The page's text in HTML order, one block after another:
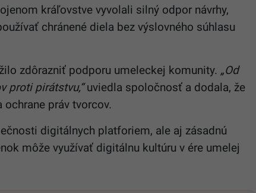
kráľovstve vyvolali silný odpor návrhy,
chránené diela bez výslovného súhlasu
zdôrazniť podporu umeleckej komunity. „Od
proti pirátstvu,“uviedla spoločnosť a dodala, že
práv tvorcov.
digitálnych platforiem, ale aj zásadnú
môže využívať digitálnu kultúru v ére umelej